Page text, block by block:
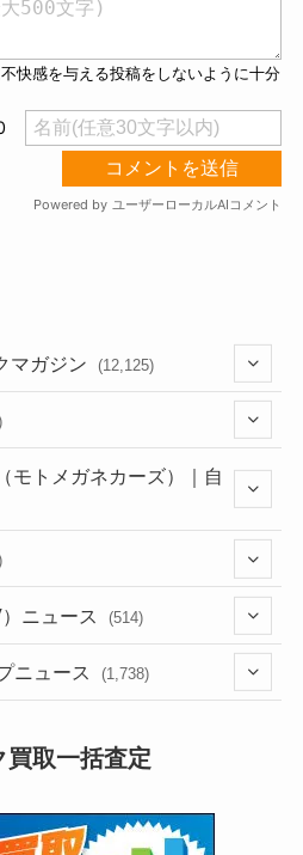
マガジン (12,125)
(252)
(2,473)
(249)
(66)
(16)
(166)
(352)
モトメガネカーズ）｜自
(2,741)
(211)
ニュース (514)
(132)
(171)
(118)
ニュース (1,738)
(1,605)
買取一括査定